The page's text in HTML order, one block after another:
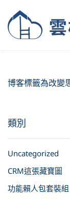
博客標籤為改變
類別
Uncategorized
CRM這張藏寶圖
功能賴人包套裝組